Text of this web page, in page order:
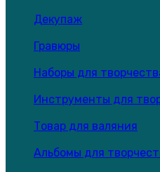
Декупаж
Гравюры
Наборы для
Инструменты для
Товар для валяния
Альбомы для